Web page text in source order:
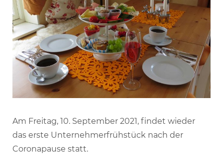
Am Freitag, 10. September 2021, findet wieder
das erste Unternehmerfrühstück nach der
Coronapause statt.